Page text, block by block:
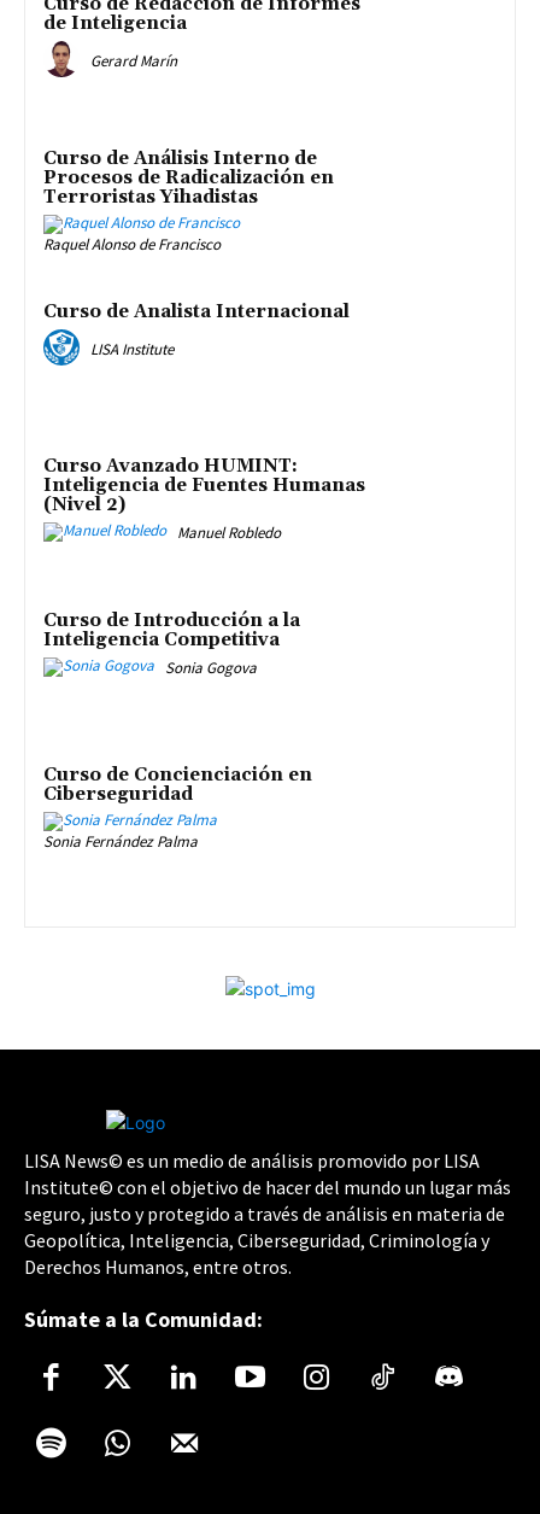
de Inteligencia
Gerard Marín
Curso de Análisis Interno de
Procesos de Radicalización en
Terroristas Yihadistas
Raquel Alonso de Francisco
Curso de Analista Internacional
LISA Institute
Curso Avanzado HUMINT:
Inteligencia de Fuentes Humanas
(Nivel 2)
Manuel Robledo
Curso de Introducción a la
Inteligencia Competitiva
Sonia Gogova
Curso de Concienciación en
Ciberseguridad
Sonia Fernández Palma
LISA News© es un medio de análisis promovido por LISA
Institute© con el objetivo de hacer del mundo un lugar más
seguro, justo y protegido a través de análisis en materia de
Geopolítica, Inteligencia, Ciberseguridad, Criminología y
Derechos Humanos, entre otros.
Súmate a la Comunidad: